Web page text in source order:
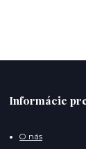
Informácie
O nás